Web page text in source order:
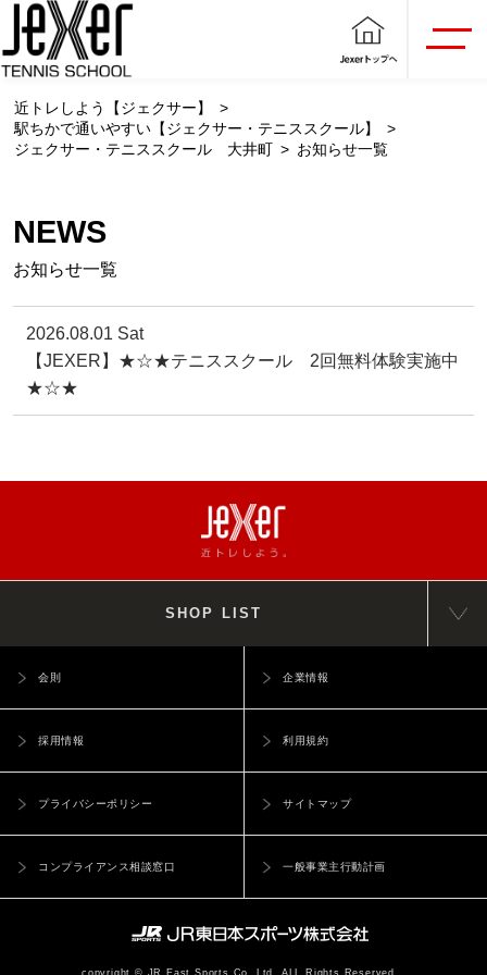
近トレしよう【ジェクサー】
駅ちかで通いやすい【ジェクサー・テニススクール】
ジェクサー・テニススクール 大井町
お知らせ一覧
NEWS
お知らせ一覧
2026.08.01 Sat
【JEXER】★☆★テニススクール 2回無料体験実施中
★☆★
SHOP LIST
会則 企業情報
採用情報 利用規約
プライバシーポリシー サイトマップ
コンプライアンス相談窓口 一般事業主行動計画